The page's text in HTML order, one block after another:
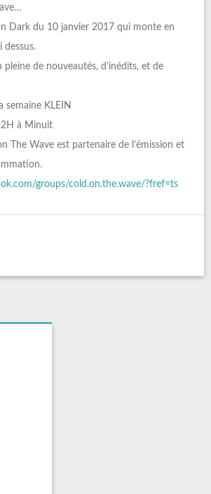
Dark du 10 janvier 2017 qui monte en
dessus.
de nouveautés, d’inédits, et de
semaine KLEIN
à Minuit
The Wave est partenaire de l’émission et
groups/cold.on.the.wave/?fref=ts